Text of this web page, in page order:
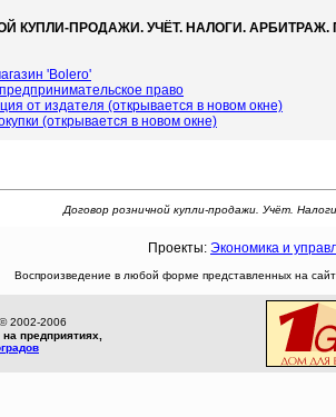
КУПЛИ-ПРОДАЖИ. УЧЁТ. НАЛОГИ. АРБИТРАЖ.
'Bolero'
право
от издателя (открывается в новом окне)
(открывается в новом окне)
Договор розничной купли-продажи. Учёт.
Проекты: Экономика и
Воспроизведение в любой форме представленных на
2002-2006
предприятиях,